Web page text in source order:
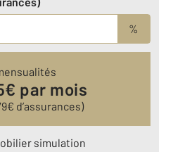
%
€ par mois
€ d’assurances)
simulation